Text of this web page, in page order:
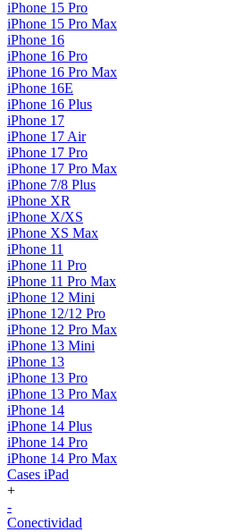
iPhone 15 Pro
iPhone 15 Pro Max
iPhone 16
iPhone 16 Pro
iPhone 16 Pro Max
iPhone 16E
iPhone 16 Plus
iPhone 17
iPhone 17 Air
iPhone 17 Pro
iPhone 17 Pro Max
iPhone 7/8 Plus
iPhone XR
iPhone X/XS
iPhone XS Max
iPhone 11
iPhone 11 Pro
iPhone 11 Pro Max
iPhone 12 Mini
iPhone 12/12 Pro
iPhone 12 Pro Max
iPhone 13 Mini
iPhone 13
iPhone 13 Pro
iPhone 13 Pro Max
iPhone 14
iPhone 14 Plus
iPhone 14 Pro
iPhone 14 Pro Max
Cases iPad
+
-
Conectividad